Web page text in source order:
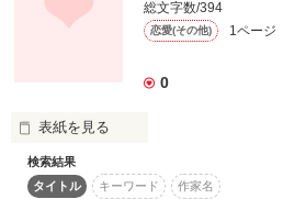
菜月視点で
くだらな～いネタも特に内容のない
書き込み大歓迎ですよ～＼(^_^)／
総文字数/394
恋愛(その他) 1ページ
0
表紙を見る
足跡…それは人々が
生きた証…
検索結果
タイトル
キーワード 作家名